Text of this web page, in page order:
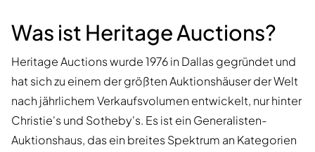
Was ist Heritage Auctions?
Heritage Auctions wurde 1976 in Dallas gegründet und
hat sich zu einem der größten Auktionshäuser der Welt
nach jährlichem Verkaufsvolumen entwickelt, nur hinter
Christie's und Sotheby's. Es ist ein Generalisten-
Auktionshaus, das ein breites Spektrum an Kategorien